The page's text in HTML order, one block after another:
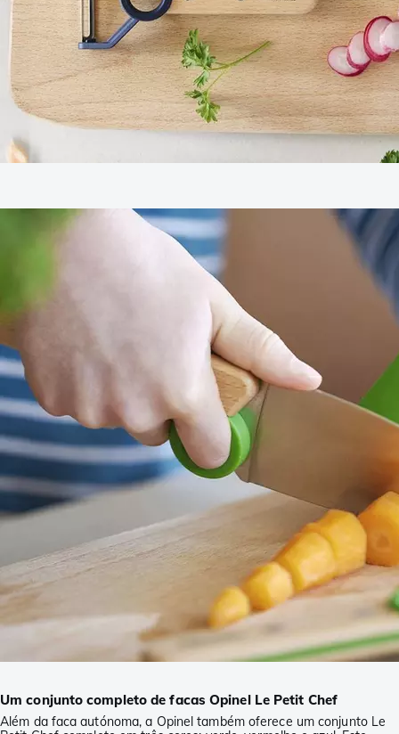
Um conjunto completo de facas Opinel Le Petit Chef
Além da faca autónoma, a Opinel também oferece um conjunto Le